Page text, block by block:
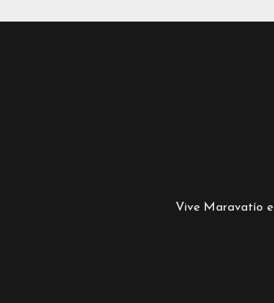
Vive Maravatío